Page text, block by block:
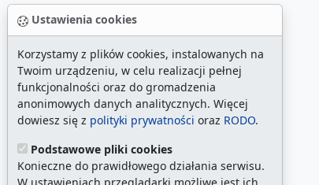
Ustawienia cookies
Korzystamy z plików cookies, instalowanych na
Twoim urządzeniu, w celu realizacji pełnej
funkcjonalności oraz do gromadzenia
anonimowych danych analitycznych. Więcej
dowiesz się z polityki prywatności oraz RODO.
Podstawowe pliki cookies
Konieczne do prawidłowego działania serwisu.
Geoportal